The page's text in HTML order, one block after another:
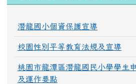
潛龍國小個資保護宣導
校園性別平等教育法規及宣導
桃園市龍潭區潛龍國民小學學生
及運作要點